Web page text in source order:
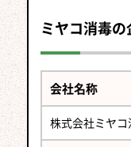
ミヤコ消毒
会社名称
株式会社ミヤコ